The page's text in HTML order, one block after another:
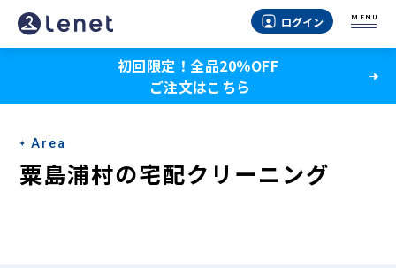
粟
島
村
の
宅
ログイン MENU
初回限定！全品20％OFF
ご注文はこちら
Area
粟島浦村の宅配クリーニング